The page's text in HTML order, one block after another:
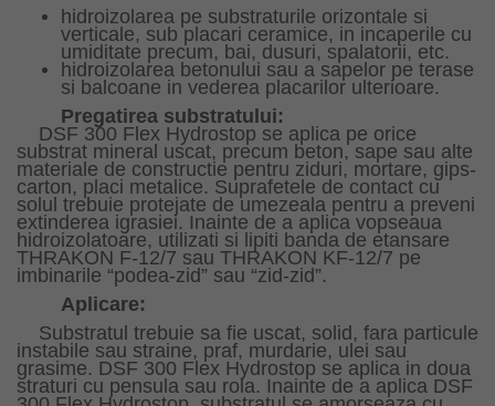
hidroizolarea pe substraturile orizontale si
verticale, sub placari ceramice, in incaperile cu
umiditate precum, bai, dusuri, spalatorii, etc.
hidroizolarea betonului sau a sapelor pe terase
si balcoane in vederea placarilor ulterioare.
Pregatirea substratului:
DSF 300 Flex Hydrostop se aplica pe orice
substrat mineral uscat, precum beton, sape sau alte
materiale de constructie pentru ziduri, mortare, gips-
carton, placi metalice. Suprafetele de contact cu
solul trebuie protejate de umezeala pentru a preveni
extinderea igrasiei. Inainte de a aplica vopseaua
hidroizolatoare, utilizati si lipiti banda de etansare
THRAKON F-12/7 sau THRAKON KF-12/7 pe
imbinarile “podea-zid” sau “zid-zid”.
Aplicare:
Substratul trebuie sa fie uscat, solid, fara particule
instabile sau straine, praf, murdarie, ulei sau
grasime. DSF 300 Flex Hydrostop se aplica in doua
straturi cu pensula sau rola. Inainte de a aplica DSF